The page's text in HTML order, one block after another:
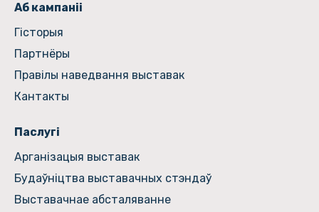
Аб кампаніі
Гiсторыя
Партнёры
Правілы наведвання выставак
Кантакты
Паслугі
Арганізацыя выставак
Будаўніцтва выставачных стэндаў
Выставачнае абсталяванне